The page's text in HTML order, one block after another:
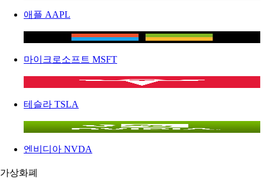
애플 AAPL
마이크로소프트 MSFT
테슬라 TSLA
엔비디아 NVDA
가상화폐